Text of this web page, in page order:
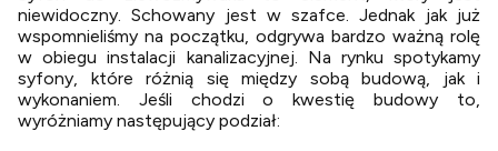
niewidoczny. Schowany jest w szafce. Jednak jak już
wspomnieliśmy na początku, odgrywa bardzo ważną rolę
w obiegu instalacji kanalizacyjnej. Na rynku spotykamy
syfony, które różnią się między sobą budową, jak i
wykonaniem. Jeśli chodzi o kwestię budowy to,
wyróżniamy następujący podział: